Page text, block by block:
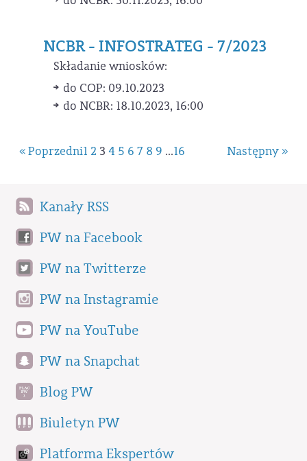
NCBR - INFOSTRATEG - 7/2023
Składanie wniosków:
do COP: 09.10.2023
do NCBR: 18.10.2023, 16:00
« Poprzedni Następny »
1 2 3 4 5 6 7 8 9 ...16
Kanały RSS
PW na Facebook
PW na Twitterze
PW na Instagramie
PW na YouTube
PW na Snapchat
Blog PW
Biuletyn PW
Platforma Ekspertów